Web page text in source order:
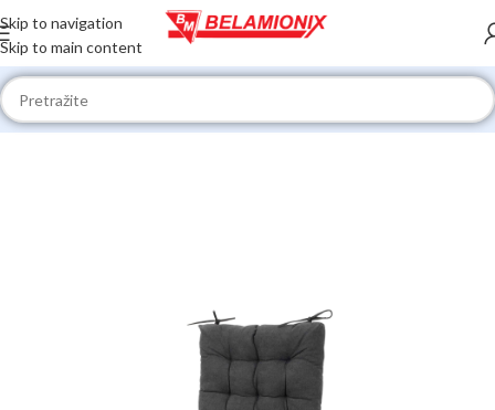
Skip to navigation
Skip to main content